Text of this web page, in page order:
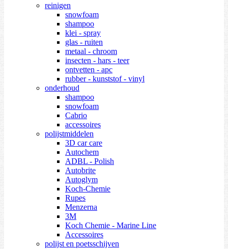
reinigen
snowfoam
shampoo
klei - spray
glas - ruiten
metaal - chroom
insecten - hars - teer
ontvetten - apc
rubber - kunststof - vinyl
onderhoud
shampoo
snowfoam
Cabrio
accessoires
polijstmiddelen
3D car care
Autochem
ADBL - Polish
Autobrite
Autoglym
Koch-Chemie
Rupes
Menzerna
3M
Koch Chemie - Marine Line
Accessoires
polijst en poetsschijven